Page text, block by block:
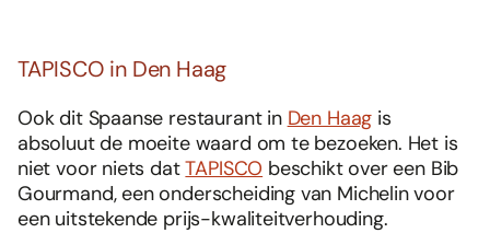
TAPISCO in Den Haag
Ook dit Spaanse restaurant in Den Haag is
absoluut de moeite waard om te bezoeken. Het is
niet voor niets datTAPISCO beschikt over een Bib
Gourmand, een onderscheiding van Michelin voor
een uitstekende prijs-kwaliteitverhouding.